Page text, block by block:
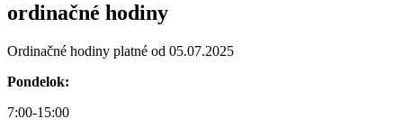
ordinačné hodiny
Ordinačné hodiny platné od 05.07.2025
Pondelok:
7:00-15:00